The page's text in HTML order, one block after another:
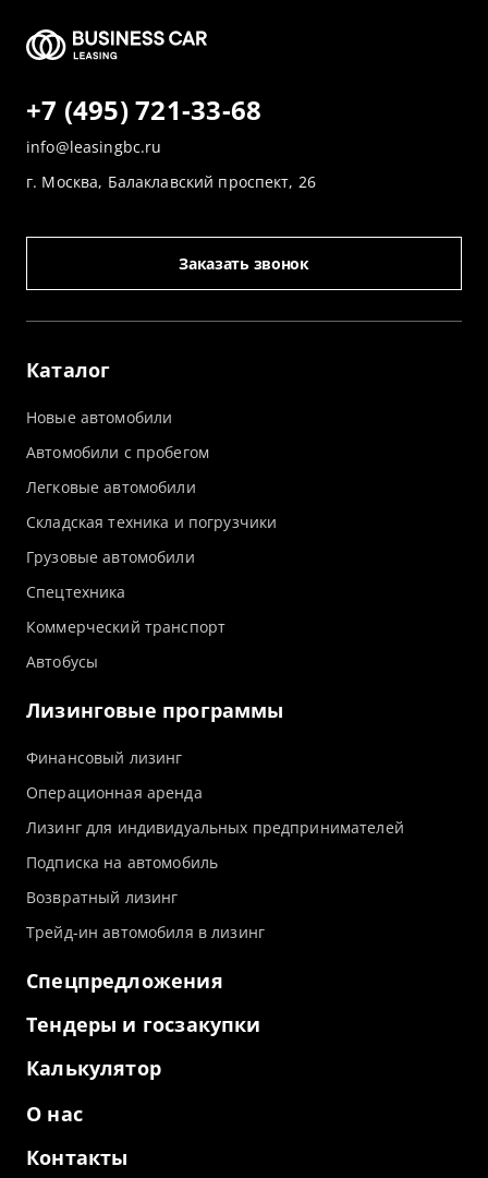
Каталог
Новые автомобили
Автомобили с пробегом
Легковые автомобили
Складская техника и погрузчики
Грузовые автомобили
Спецтехника
Коммерческий транспорт
Автобусы
Лизинговые программы
Финансовый лизинг
Операционная аренда
Лизинг для индивидуальных предпринимателей
Подписка на автомобиль
Возвратный лизинг
Трейд-ин автомобиля в лизинг
Спецпредложения
Тендеры и госзакупки
Калькулятор
О нас
Контакты
+7 (495) 721-33-68
info@leasingbc.ru
г. Москва, Балаклавский проспект, 26
Заказать звонок